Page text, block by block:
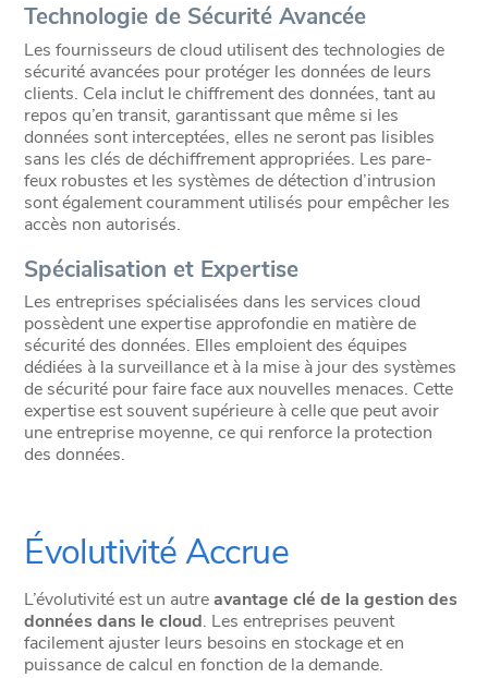
Technologie de Sécurité Avancée
Les fournisseurs de cloud utilisent des technologies de
sécurité avancées pour protéger les données de leurs
clients. Cela inclut le chiffrement des données, tant au
repos qu’en transit, garantissant que même si les
données sont interceptées, elles ne seront pas lisibles
sans les clés de déchiffrement appropriées. Les pare-
feux robustes et les systèmes de détection d’intrusion
sont également couramment utilisés pour empêcher les
accès non autorisés.
Spécialisation et Expertise
Les entreprises spécialisées dans les services cloud
possèdent une expertise approfondie en matière de
sécurité des données. Elles emploient des équipes
dédiées à la surveillance et à la mise à jour des systèmes
de sécurité pour faire face aux nouvelles menaces. Cette
expertise est souvent supérieure à celle que peut avoir
une entreprise moyenne, ce qui renforce la protection
des données.
Évolutivité Accrue
L’évolutivité est un autreavantage clé de la gestion des
données dans le cloud. Les entreprises peuvent
facilement ajuster leurs besoins en stockage et en
puissance de calcul en fonction de la demande.